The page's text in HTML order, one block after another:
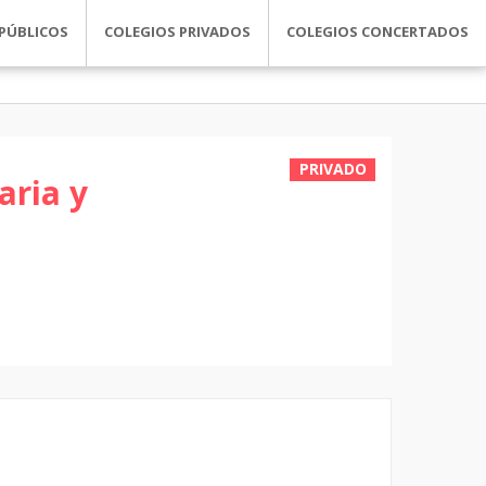
COLEGIOS PRIVADOS COLEGIOS CONCERTADOS
PRIVADO
y